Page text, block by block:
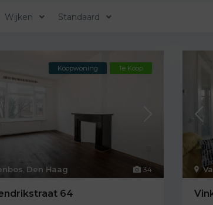
Wijken Standaard
34
, Den Haag
Koopwoning Te Koop
64